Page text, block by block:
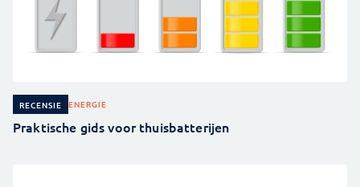
RECENSIE ENERGIE
Praktische gids voor thuisbatterijen